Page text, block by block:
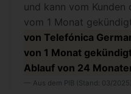
und kann vom
vom 1 Monat
von Telefónica
von 1 Monat
Ablauf von 24
Aus dem PIB (Stand: 03/2025)